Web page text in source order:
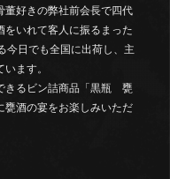
董好きの弊社前会長で四代
をいれて客人に振るまった
今日でも全国に出荷し、主
ます。
きるビン詰商品「黒瓶 甕
酒の宴をお楽しみいただ